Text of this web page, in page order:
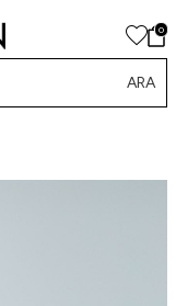
0
ARA